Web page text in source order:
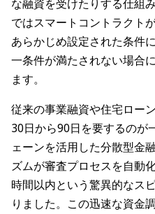
な融資を受けたりする仕組
ではスマートコントラクト
あらかじめ設定された条件
一条件が満たされない場合
ます。
従来の事業融資や住宅ロー
30日から90日を要するのが
ェーンを活用した分散型金
ズムが審査プロセスを自動
時間以内という驚異的なス
りました。この迅速な資金